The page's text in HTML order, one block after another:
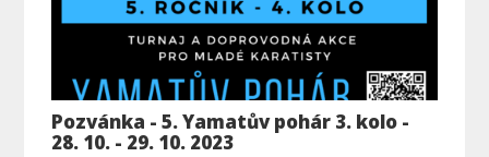
Pozvánka - 5. Yamatův pohár 3. kolo -
28. 10. - 29. 10. 2023